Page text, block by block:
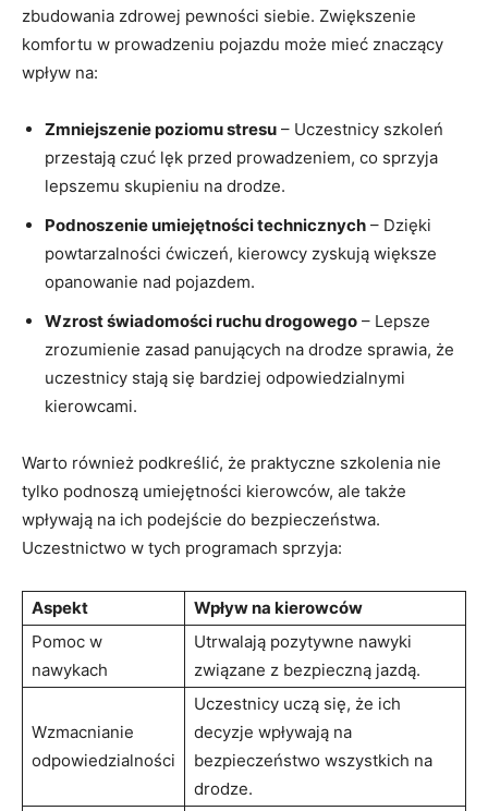
zbudowania zdrowej pewności siebie. Zwiększenie
komfortu w prowadzeniu pojazdu może mieć znaczący
wpływ na:
Zmniejszenie poziomu stresu – Uczestnicy szkoleń
przestają czuć lęk przed prowadzeniem, co sprzyja
lepszemu skupieniu na drodze.
Podnoszenie umiejętności technicznych – Dzięki
powtarzalności ćwiczeń, kierowcy zyskują większe
opanowanie nad pojazdem.
Wzrost świadomości ruchu drogowego – Lepsze
zrozumienie zasad panujących na drodze sprawia, że
uczestnicy stają się bardziej odpowiedzialnymi
kierowcami.
Warto również podkreślić, że praktyczne szkolenia nie
tylko podnoszą umiejętności kierowców, ale także
wpływają na ich podejście do bezpieczeństwa.
Uczestnictwo w tych programach sprzyja:
Aspekt
Wpływ na kierowców
Pomoc w
nawykach
Utrwalają pozytywne nawyki
związane z bezpieczną jazdą.
Wzmacnianie
odpowiedzialności
Uczestnicy uczą się, że ich
decyzje wpływają na
bezpieczeństwo wszystkich na
drodze.